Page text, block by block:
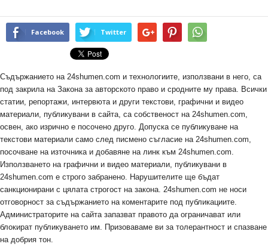
Facebook Twitter
Съдържанието на 24shumen.com и технологиите, използвани в него, са
под закрила на Закона за авторското право и сродните му права. Всички
статии, репортажи, интервюта и други текстови, графични и видео
материали, публикувани в сайта, са собственост на 24shumen.com,
освен, ако изрично е посочено друго. Допуска се публикуване на
текстови материали само след писмено съгласие на 24shumen.com,
посочване на източника и добавяне на линк към 24shumen.com.
Използването на графични и видео материали, публикувани в
24shumen.com е строго забранено. Нарушителите ще бъдат
санкционирани с цялата строгост на закона. 24shumen.com не носи
отговорност за съдържанието на коментарите под публикациите.
Администраторите на сайта запазват правото да ограничават или
блокират публикуването им. Призоваваме ви за толерантност и спазване
на добрия тон.